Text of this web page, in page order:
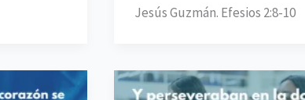
obras
Jesús Guzmán. Efesios 2:8-10